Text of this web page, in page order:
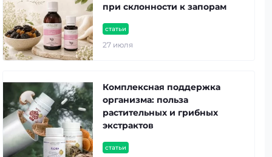
статьи
27 июля
при склонности к запорам
статьи
Комплексная поддержка
организма: польза
растительных и грибных
экстрактов